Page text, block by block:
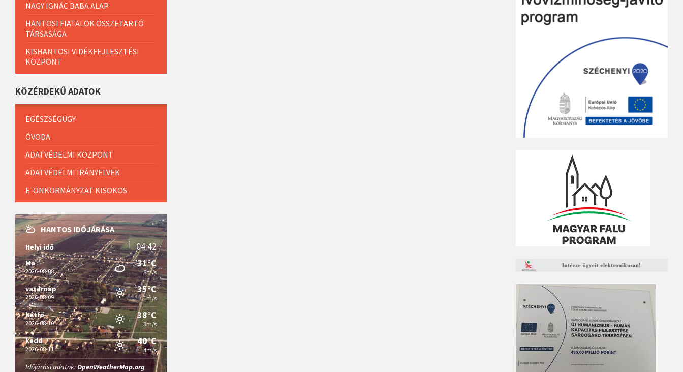
NAGY IGNÁC BABA ALAP
HANTOSI FIATALOK ÖSSZETARTÓ
TÁRSASÁGA
KISHANTOSI VIDÉKFEJLESZTÉSI
KÖZPONT
KÖZÉRDEKŰ ADATOK
EGÉSZSÉGÜGY
ÓVODA
ADATVÉDELMI KÖZPONT
ADATVÉDELMI IRÁNYELVEK
E-ÖNKORMÁNYZAT KISOKOS
HANTOS IDŐJÁRÁSA
Helyi idő 04:42
Ma
2026-08-08
31°C
8m/s
vasárnap
2026-08-09
35°C
1m/s
hétfő
2026-08-10
38°C
3m/s
kedd
2026-08-11
40°C
4m/s
Időjárási adatok:OpenWeatherMap.org